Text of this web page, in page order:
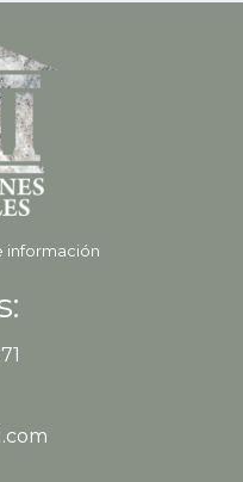
información